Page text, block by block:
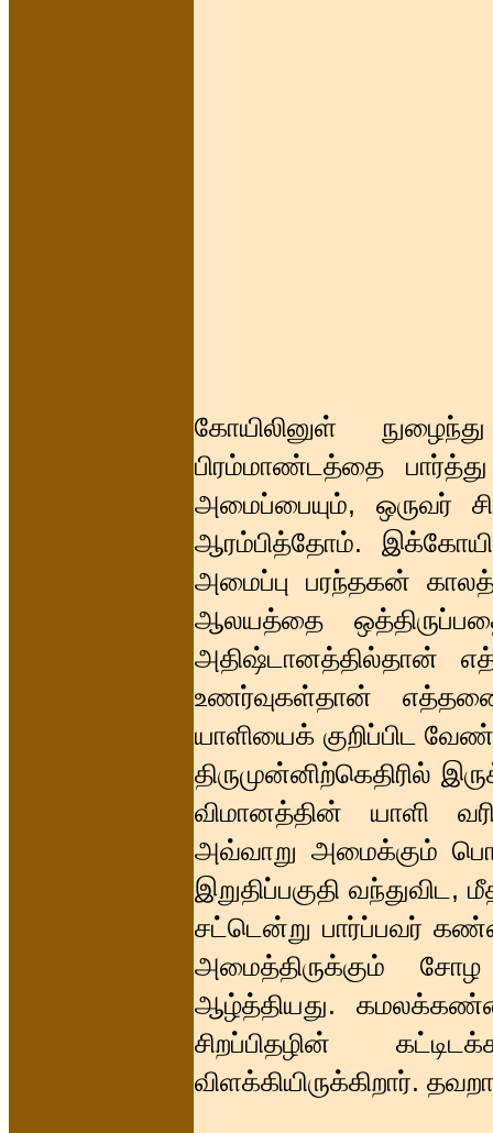
கோயிலினுள்
பிரம்மாண்டத்தை
அமைப்பையும், ஒருவர்
ஆரம்பித்தோம்.
அமைப்பு பரந்தகன்
ஆலயத்தை
அதிஷ்டானத்தில்தான்
உணர்வுகள்தான்
யாளியைக் குறிப்பிட
திருமுன்னிற்கெதிரில்
விமானத்தின் யாளி
அவ்வாறு அமைக்கும்
இறுதிப்பகுதி
சட்டென்று பார்ப்பவர்
அமைத்திருக்கும் சோழ
ஆழ்த்தியது.
சிறப்பிதழின்
விளக்கியிருக்கிறார்.